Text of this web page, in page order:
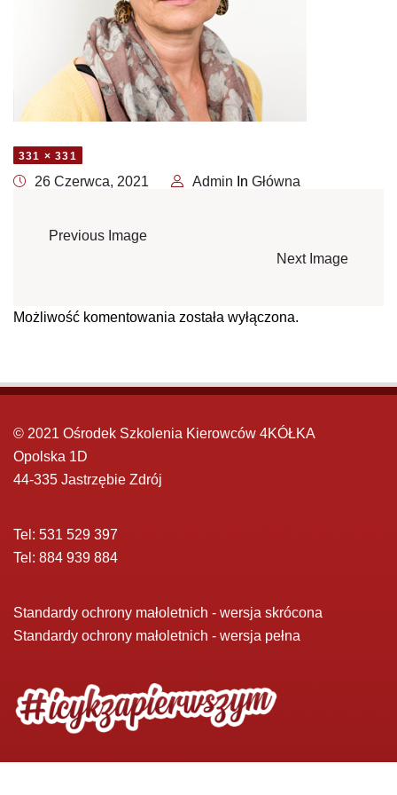
331 × 331
26 Czerwca, 2021 Admin In Główna
Previous Image
Next Image
Możliwość komentowania została wyłączona.
© 2021 Ośrodek Szkolenia Kierowców 4KÓŁKA
Opolska 1D
44-335 Jastrzębie Zdrój
Tel: 531 529 397
Tel: 884 939 884
Standardy ochrony małoletnich - wersja skrócona
Standardy ochrony małoletnich - wersja pełna